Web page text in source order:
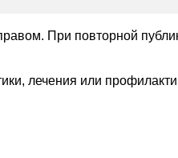
При повторной
лечения или